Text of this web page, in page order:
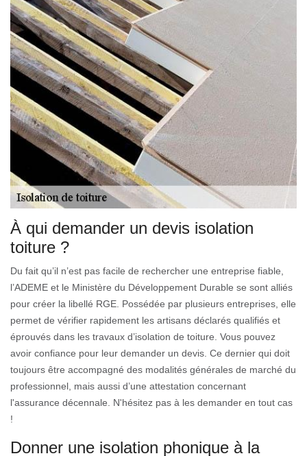
À qui demander un devis isolation
toiture ?
Du fait qu’il n’est pas facile de rechercher une entreprise fiable,
l’ADEME et le Ministère du Développement Durable se sont alliés
pour créer la libellé RGE. Possédée par plusieurs entreprises, elle
permet de vérifier rapidement les artisans déclarés qualifiés et
éprouvés dans les travaux d’isolation de toiture. Vous pouvez
avoir confiance pour leur demander un devis. Ce dernier qui doit
toujours être accompagné des modalités générales de marché du
professionnel, mais aussi d’une attestation concernant
l'assurance décennale. N'hésitez pas à les demander en tout cas
!
Donner une isolation phonique à la